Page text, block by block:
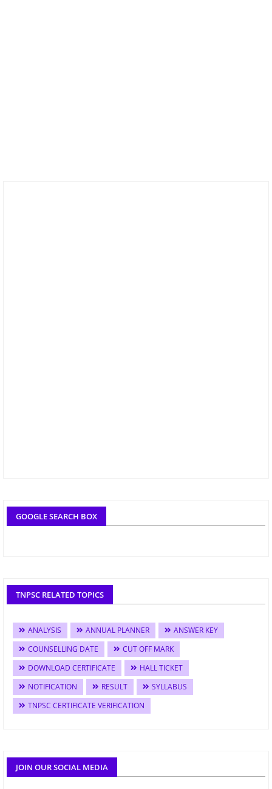
GOOGLE SEARCH BOX
TNPSC RELATED TOPICS
ANALYSIS ANNUAL PLANNER
ANSWER KEY
COUNSELLING DATE
CUT OFF MARK
DOWNLOAD CERTIFICATE
HALL TICKET
NOTIFICATION
RESULT
SYLLABUS
TNPSC CERTIFICATE VERIFICATION
JOIN OUR SOCIAL MEDIA